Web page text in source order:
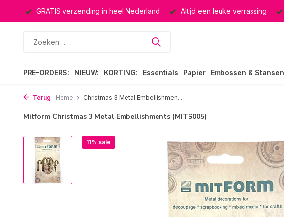
GRATIS verzending in heel Nederland Altijd een leuke verrassing
PRE-ORDERS: NIEUW: KORTING: Essentials Papier Embossen & Stansen
Terug Home Christmas 3 Metal Embellishmen...
Mitform Christmas 3 Metal Embellishments (MITS005)
11% sale